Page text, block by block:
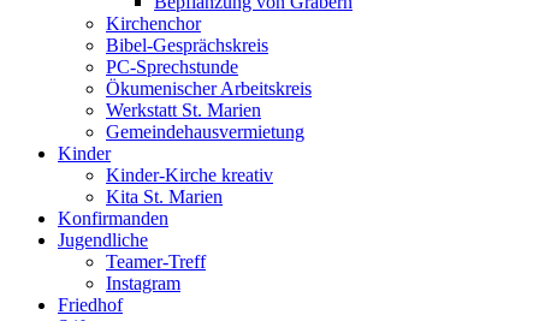
Kirchenchor
Bibel-Gesprächskreis
PC-Sprechstunde
Ökumenischer Arbeitskreis
Werkstatt St. Marien
Gemeindehausvermietung
Kinder
Kinder-Kirche kreativ
Kita St. Marien
Konfirmanden
Jugendliche
Teamer-Treff
Instagram
Friedhof